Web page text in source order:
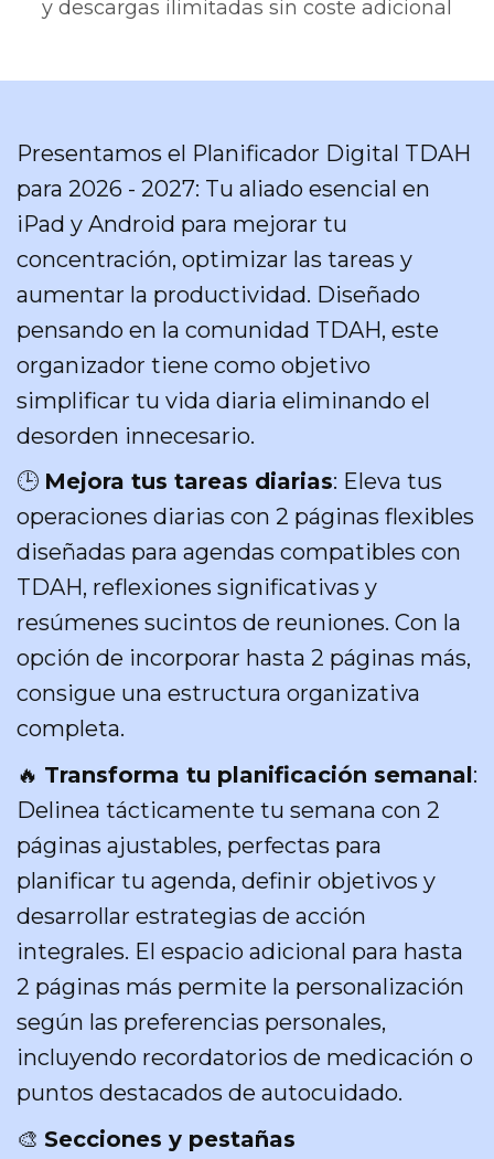
y descargas ilimitadas sin coste adicional
Presentamos el Planificador Digital TDAH
para 2026 - 2027: Tu aliado esencial en
iPad y Android para mejorar tu
concentración, optimizar las tareas y
aumentar la productividad. Diseñado
pensando en la comunidad TDAH, este
organizador tiene como objetivo
simplificar tu vida diaria eliminando el
desorden innecesario.
🕒 Mejora tus tareas diarias: Eleva tus
operaciones diarias con 2 páginas flexibles
diseñadas para agendas compatibles con
TDAH, reflexiones significativas y
resúmenes sucintos de reuniones. Con la
opción de incorporar hasta 2 páginas más,
consigue una estructura organizativa
completa.
🔥 Transforma tu planificación semanal:
Delinea tácticamente tu semana con 2
páginas ajustables, perfectas para
planificar tu agenda, definir objetivos y
desarrollar estrategias de acción
integrales. El espacio adicional para hasta
2 páginas más permite la personalización
según las preferencias personales,
incluyendo recordatorios de medicación o
puntos destacados de autocuidado.
🎨 Secciones y pestañas